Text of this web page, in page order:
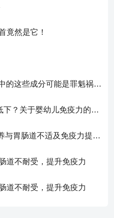
竟然是它！
宝宝胃肠道不适？奶粉中的这些成分可能是罪魁祸首！
宝宝总生病就是免疫力低下？关于婴幼儿免疫力的真相，家长必须了解！
宝宝喂养难题：奶粉喂养与胃肠道不适及免疫力提升的奥秘
道不耐受，提升免疫力
道不耐受，提升免疫力